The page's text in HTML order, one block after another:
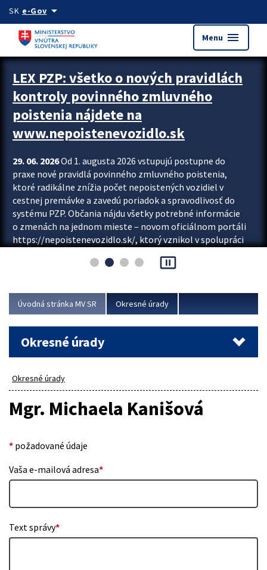
Preskocit na hlavný obsah
SK e-Govarrow_drop_down
Menu menu
Zastavit automatický posun upútavok
LEX PZP: všetko o nových pravidlách
kontroly povinného zmluvného
poistenia nájdete na
www.nepoistenevozidlo.sk
29. 06. 2026Od 1. augusta 2026 vstupujú postupne do
praxe nové pravidlá povinného zmluvného poistenia,
ktoré radikálne znížia počet nepoistených vozidiel v
cestnej premávke a zavedú poriadok a spravodlivosť do
systému PZP. Občania nájdu všetky potrebné informácie
o zmenách na jednom mieste – novom oficiálnom portáli
https://nepoistenevozidlo.sk/, ktorý vznikol v spolupráci
asociácie poisťovní (SLASPO) a Ministerstva vnútra SR.
Viac
pause_presentation
Úvodná stránka MV SR Okresné úrady
Okresné úrady
Okresné úrady
Mgr. Michaela Kanišová
* požadované údaje
Vaša e-mailová adresa*
Text správy*